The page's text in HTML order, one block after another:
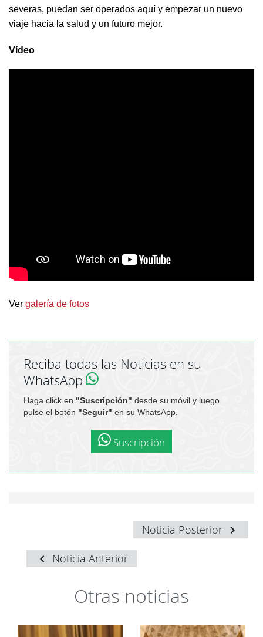
severas, puedan ser operados aquí y empezar un nuevo
viaje hacia la salud y un futuro mejor.
Vídeo
Ver galería de fotos
Reciba todas las Noticias en su
WhatsApp
Haga click en "Suscripción" desde su móvil y luego
pulse el botón "Seguir" en su WhatsApp.
Suscripción
Noticia Posterior
Noticia Anterior
Otras noticias